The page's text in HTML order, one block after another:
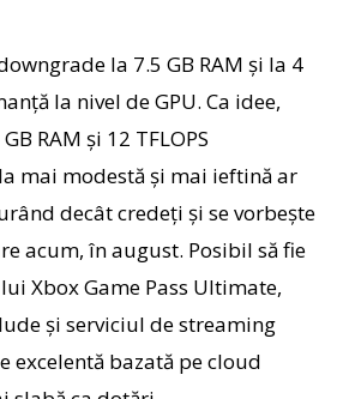
la 7.5 GB RAM şi la 4
la nivel de GPU. Ca idee,
RAM şi 12 TFLOPS
mai modestă şi mai ieftină ar
decât credeţi şi se vorbeşte
acum, în august. Posibil să fie
Xbox Game Pass Ultimate,
şi serviciul de streaming
excelentă bazată pe cloud